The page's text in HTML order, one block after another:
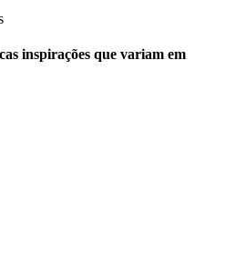
inspirações que variam em